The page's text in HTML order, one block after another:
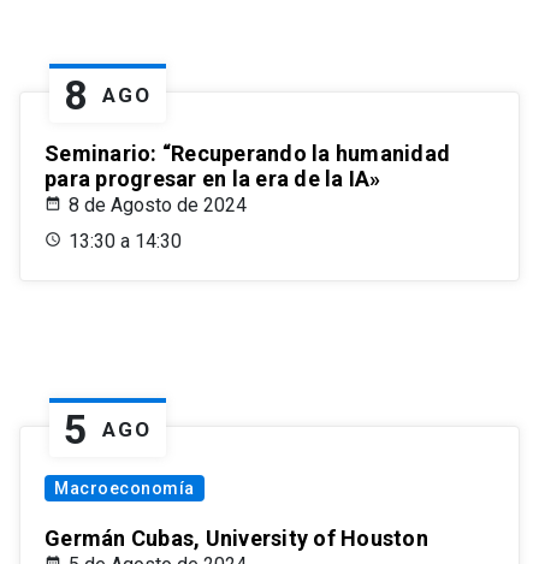
8 AGO
Seminario: “Recuperando la humanidad
para progresar en la era de la IA»
8 de Agosto de 2024
13:30 a 14:30
5 AGO
Macroeconomía
Germán Cubas, University of Houston